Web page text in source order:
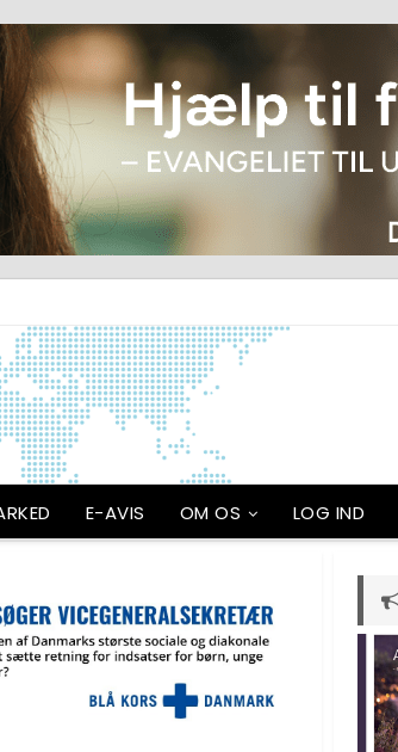
E-AVIS OM OS LOG IND